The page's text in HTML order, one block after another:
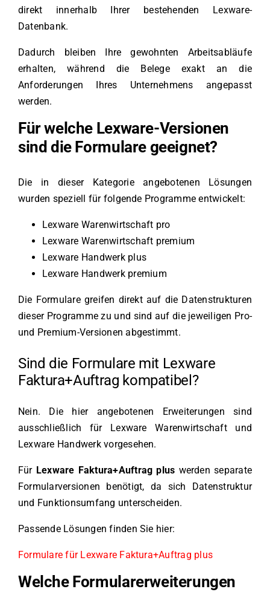
direkt innerhalb Ihrer bestehenden Lexware-
Datenbank.
Dadurch bleiben Ihre gewohnten Arbeitsabläufe
erhalten, während die Belege exakt an die
Anforderungen Ihres Unternehmens angepasst
werden.
Für welche Lexware-Versionen
sind die Formulare geeignet?
Die in dieser Kategorie angebotenen Lösungen
wurden speziell für folgende Programme entwickelt:
Lexware Warenwirtschaft pro
Lexware Warenwirtschaft premium
Lexware Handwerk plus
Lexware Handwerk premium
Die Formulare greifen direkt auf die Datenstrukturen
dieser Programme zu und sind auf die jeweiligen Pro-
und Premium-Versionen abgestimmt.
Sind die Formulare mit Lexware
Faktura+Auftrag kompatibel?
Nein. Die hier angebotenen Erweiterungen sind
ausschließlich für Lexware Warenwirtschaft und
Lexware Handwerk vorgesehen.
Für Lexware Faktura+Auftrag plus werden separate
Formularversionen benötigt, da sich Datenstruktur
und Funktionsumfang unterscheiden.
Passende Lösungen finden Sie hier:
Formulare für Lexware Faktura+Auftrag plus
Welche Formularerweiterungen